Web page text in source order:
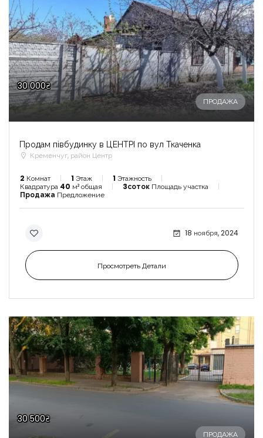
30 000₴
ПРОДАЖА
Продам півбудинку в ЦЕНТРІ по вул Ткаченка
Кременчуг, район Центр
2 Комнат 1 Этаж 1 Этажность
Квадратура 40 м² общая 3соток Площадь участка
Продажа Предложение
18 ноября, 2024
Просмотреть Детали
30 500₴
ПРОДАЖА